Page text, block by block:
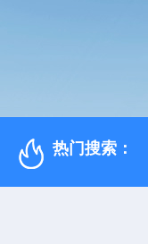
热门搜索：